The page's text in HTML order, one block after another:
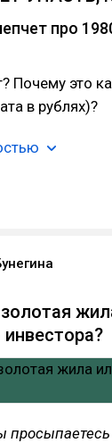
про
Почему это
в рублях)?
золотая